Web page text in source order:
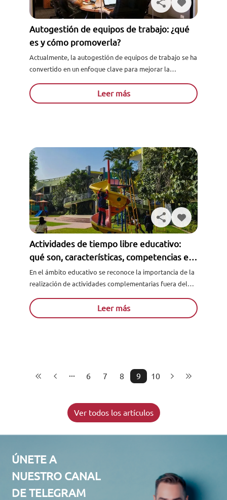
Autogestión de equipos de trabajo: ¿qué
es y cómo promoverla?
Actualmente, la autogestión de equipos de trabajo se ha
convertido en un enfoque clave para mejorar la
organizaciones. Este modelo de gestión otorga a lo...
Leer más
Actividades de tiempo libre educativo:
qué son, características, competencias e
ideas de actividades
En el ámbito educativo se reconoce la importancia de la
realización de actividades complementarias fuera del
el objetivo de ampliar y reforz...
Leer más
6 7 8 9 10
Ver todos los artículos
ÚNETE A
NUESTRO CANAL
DE TELEGRAM